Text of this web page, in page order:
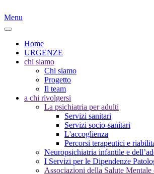
Menu
Home
URGENZE
chi siamo
Chi siamo
Progetto
Il team
a chi rivolgersi
La psichiatria per adulti
Servizi sanitari
Servizi socio-sanitari
L'accoglienza
Percorsi terapeutici e
Neuropsichiatria infantile e
I Servizi per le Dipendenze
Associazioni della Salute